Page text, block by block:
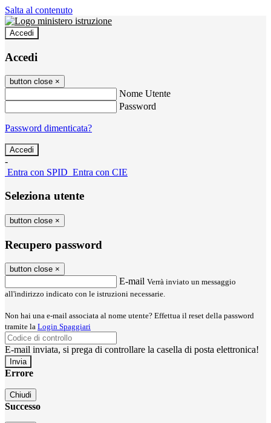
Salta al contenuto
Accedi
Accedi
button close ×
Nome Utente
Password
Password dimenticata?
-
Entra con SPID Entra con CIE
Seleziona utente
button close ×
Recupero password
button close ×
E-mail Verrà inviato un messaggio
all'indirizzo indicato con le istruzioni necessarie.
Non hai una e-mail associata al nome utente? Effettua il reset della password
tramite la Login Spaggiari
E-mail inviata, si prega di controllare la casella di posta elettronica!
Errore
Chiudi
Successo